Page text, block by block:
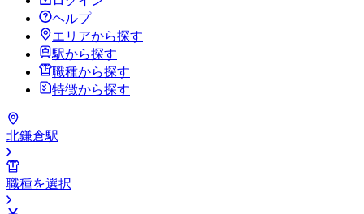
ヘルプ
エリアから探す
駅から探す
職種から探す
特徴から探す
北鎌倉駅
職種を選択